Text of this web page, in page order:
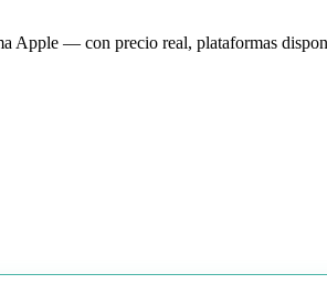
Apple — con precio real, plataformas